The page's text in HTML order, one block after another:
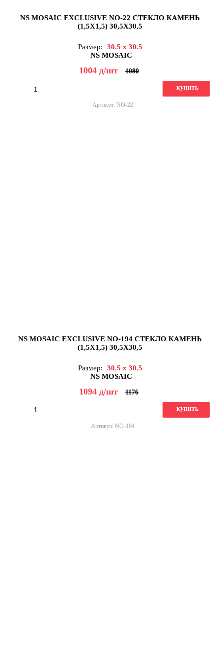
NS MOSAIC EXCLUSIVE NO-22 СТЕКЛО КАМЕНЬ
(1,5X1,5) 30,5X30,5
Размер:
30.5 x 30.5
NS MOSAIC
1004 д/шт 1080
купить
Артикул: NO-22
NS MOSAIC EXCLUSIVE NO-194 СТЕКЛО КАМЕНЬ
(1,5X1,5) 30,5X30,5
Размер:
30.5 x 30.5
NS MOSAIC
1094 д/шт 1176
купить
Артикул: NO-194